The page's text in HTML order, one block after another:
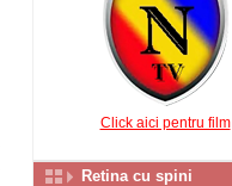
Click aici pentru film
Retina cu spini